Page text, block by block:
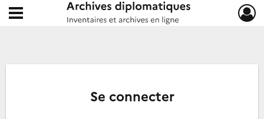
Archives diplomatiques
Ouvrir le menu déroulant
Se connecter